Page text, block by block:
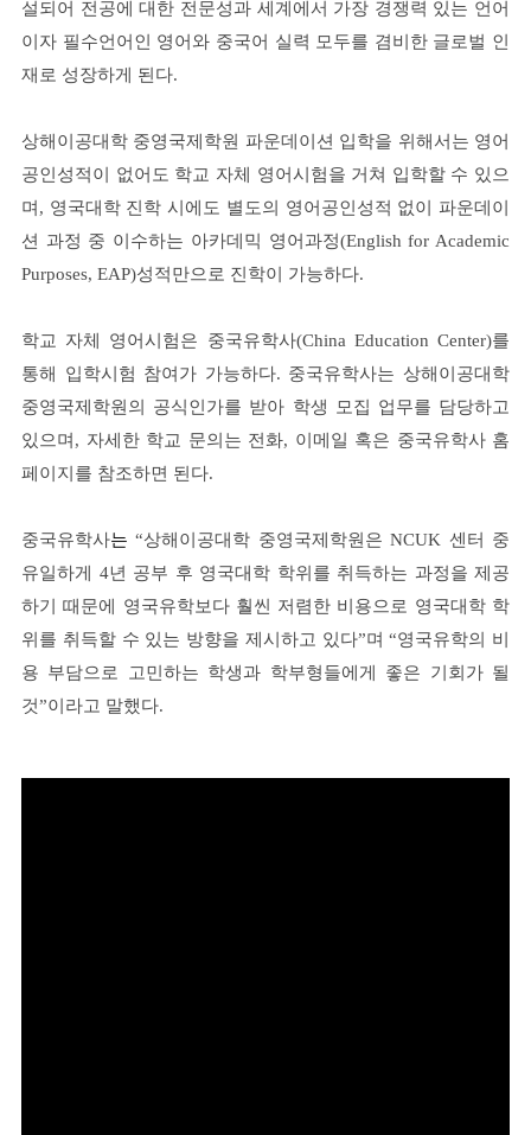
설되어 전공에 대한 전문성과 세계에서 가장 경쟁력 있는 언어
이자 필수언어인 영어와 중국어 실력 모두를 겸비한 글로벌 인
재로 성장하게 된다.
상해이공대학 중영국제학원 파운데이션 입학을 위해서는 영어
공인성적이 없어도 학교 자체 영어시험을 거쳐 입학할 수 있으
며, 영국대학 진학 시에도 별도의 영어공인성적 없이 파운데이
션 과정 중 이수하는 아카데믹 영어과정(English for Academic
Purposes, EAP)성적만으로 진학이 가능하다.
학교 자체 영어시험은 중국유학사(China Education Center)를
통해 입학시험 참여가 가능하다. 중국유학사는 상해이공대학
중영국제학원의 공식인가를 받아 학생 모집 업무를 담당하고
있으며, 자세한 학교 문의는 전화, 이메일 혹은 중국유학사 홈
페이지를 참조하면 된다.
중국유학사는“상해이공대학 중영국제학원은 NCUK 센터 중
유일하게 4년 공부 후 영국대학 학위를 취득하는 과정을 제공
하기 때문에 영국유학보다 훨씬 저렴한 비용으로 영국대학 학
위를 취득할 수 있는 방향을 제시하고 있다”며 “영국유학의 비
용 부담으로 고민하는 학생과 학부형들에게 좋은 기회가 될
것”이라고 말했다.